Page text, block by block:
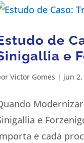
de
e
Victor Gomes | jun 2,
e
e cada